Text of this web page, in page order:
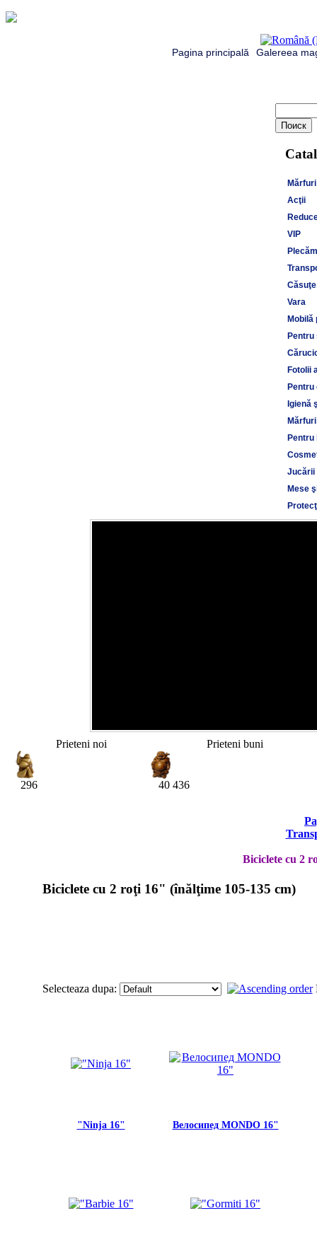
Pagina principală Galereea
Acţii
VIP
Vara
Mobilă
Pentru
Fotolii
Igienă
Pentru
Jucării
Mese
Prieteni noi
296
Prieteni buni
40 436
Biciclete сu 2
Biciclete сu 2 roţi 16" (înălţime 105-135 cm)
Selecteaza dupa:
"Ninja 16" Велосипед MONDO 16"